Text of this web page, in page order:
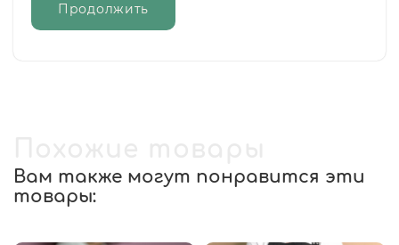
Продолжить
Вам также могут понравится эти
товары: